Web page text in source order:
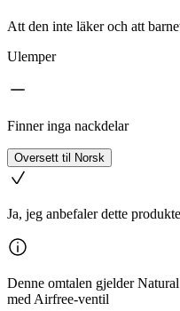
Att den inte läker och att
Ulemper
Finner inga nackdelar
Oversett til Norsk
Ja, jeg anbefaler dette
Denne omtalen gjelder
med Airfree-ventil